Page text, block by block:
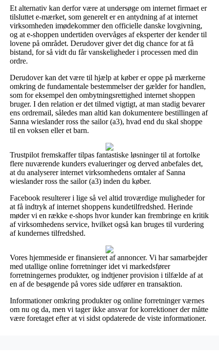
Et alternativ kan derfor være at undersøge om internet firmaet er
tilsluttet e-mærket, som generelt er en antydning af at internet
virksomheden imødekommer den officielle danske lovgivning,
og at e-shoppen undertiden overvåges af eksperter der kender til
lovene på området. Derudover giver det dig chance for at få
bistand, for så vidt du får vanskeligheder i processen med din
ordre.
Derudover kan det være til hjælp at køber er oppe på mærkerne
omkring de fundamentale bestemmelser der gælder for handlen,
som for eksempel den ombytningsrettighed internet shoppen
bruger. I den relation er det tilmed vigtigt, at man stadig bevarer
ens ordremail, således man altid kan dokumentere bestillingen af
Sanna wieslander ross the sailor (a3), hvad end du skal shoppe
til en voksen eller et barn.
Trustpilot fremskaffer tilpas fantastiske løsninger til at fortolke
flere nuværende kunders evalueringer og derved anbefales det,
at du analyserer internet virksomhedens omtaler af Sanna
wieslander ross the sailor (a3) inden du køber.
Facebook resulterer i lige så vel altid troværdige muligheder for
at få indtryk af internet shoppens kundetilfredshed. Herinde
møder vi en række e-shops hvor kunder kan frembringe en kritik
af virksomhedens service, hvilket også kan bruges til vurdering
af kundernes tilfredshed.
Vores hjemmeside er finansieret af annoncer. Vi har samarbejder
med utallige online forretninger idet vi markedsfører
forretningernes produkter, og indtjener provision i tilfælde af at
en af de besøgende på vores side udfører en transaktion.
Informationer omkring produkter og online forretninger værnes
om nu og da, men vi tager ikke ansvar for korrektioner der måtte
være foretaget efter at vi sidst opdaterede de viste informationer.